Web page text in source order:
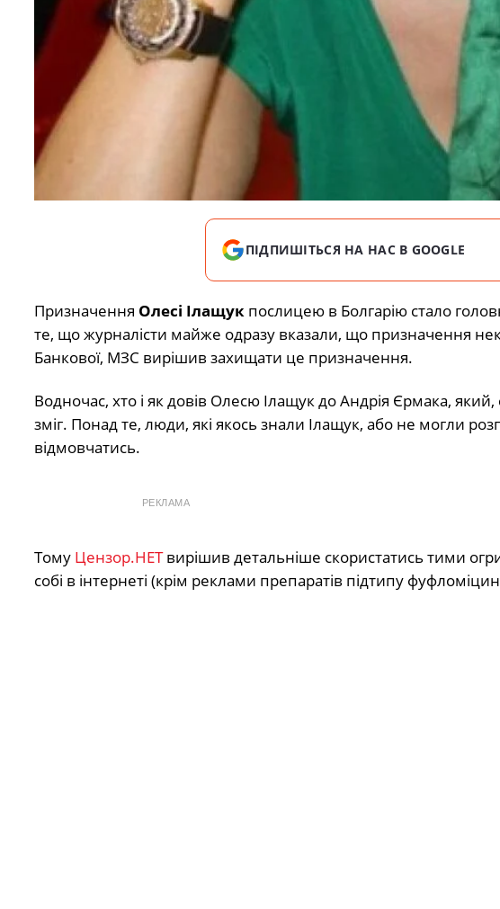
ПІДПИШІТЬСЯ НА НАС В GOOGLE
Призначення Олесі Ілащукпослицею в Болгарію стало
те, що журналісти майже одразу вказали, що призначення
Банкової, МЗС вирішив захищати це призначення.
Водночас, хто і як довів Олесю Ілащук до Андрія Єрмака, який,
зміг. Понад те, люди, які якось знали Ілащук, або не могли
відмовчатись.
РЕКЛАМА
Тому Цензор.НЕТвирішив детальніше скористатись тими
собі в інтернеті (крім реклами препаратів підтипу